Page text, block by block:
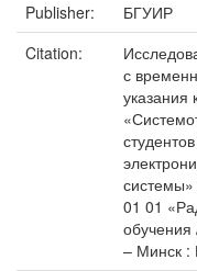
Publisher:
БГУИР
Citation:
с
указания
системы»
01 01
– Минск :